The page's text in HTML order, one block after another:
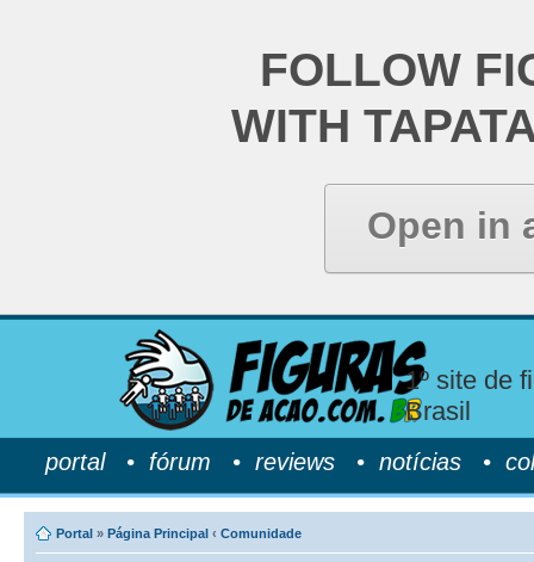
FOLLOW
WITH
Open in
1º site de
Brasil
portal• fórum • reviews • notícias •
Portal » Página Principal ‹ Comunidade